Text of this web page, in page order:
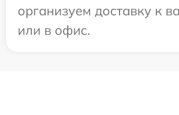
организуем доставку к
или в офис.